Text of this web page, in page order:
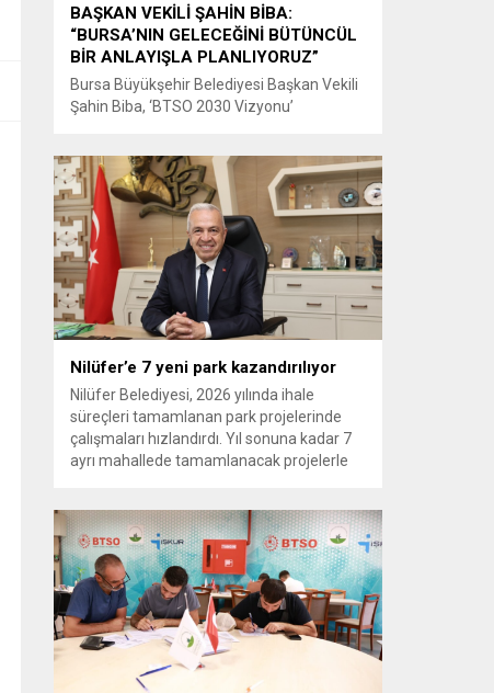
BAŞKAN VEKİLİ ŞAHİN BİBA:
“BURSA’NIN GELECEĞİNİ BÜTÜNCÜL
BİR ANLAYIŞLA PLANLIYORUZ”
Bursa Büyükşehir Belediyesi Başkan Vekili
Şahin Biba, ‘BTSO 2030 Vizyonu’
programında, “Bursa’mızın ulaşım ve
turizm master planlarını vatandaşlarımızın
konforunu ve güvenliğini esas alarak
hazırlıyoruz. Çevre düzeni planı
çalışmalarımızı da şehrimizin gelecek
yıllardaki gelişimini bütüncül bir anlayışla
yönlendirecek şekilde sürdürüyoruz. KOBİ
OSB de...
Nilüfer’e 7 yeni park kazandırılıyor
Nilüfer Belediyesi, 2026 yılında ihale
süreçleri tamamlanan park projelerinde
çalışmaları hızlandırdı. Yıl sonuna kadar 7
ayrı mahallede tamamlanacak projelerle
Belediyesi, ilçe genelinde kişi başına düşen
yeşil alan miktarını artırmak ve
vatandaşlara yeni yaşam alanları sunmak
amacıyla yürüttüğü park çalışmalarını
sürdürüyor....